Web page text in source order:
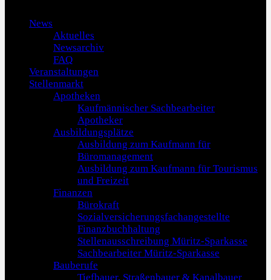
News
Aktuelles
Newsarchiv
FAQ
Veranstaltungen
Stellenmarkt
Apotheken
Kaufmännischer Sachbearbeiter
Apotheker
Ausbildungsplätze
Ausbildung zum Kaufmann für
Büromanagement
Ausbildung zum Kaufmann für Tourismus
und Freizeit
Finanzen
Bürokraft
Sozialversicherungsfachangestellte
Finanzbuchhaltung
Stellenausschreibung Müritz-Sparkasse
Sachbearbeiter Müritz-Sparkasse
Bauberufe
Tiefbauer, Straßenbauer & Kanalbauer